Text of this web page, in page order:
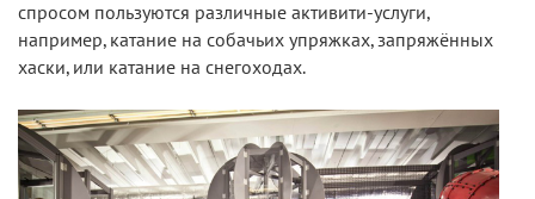
спросом пользуются различные активити-услуги,
например, катание на собачьих упряжках, запряжённых
хаски, или катание на снегоходах.